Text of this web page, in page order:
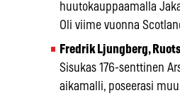
huutokauppaamalla
Oli viime vuonna
Fredrik Ljungberg,
Sisukas 176-senttinen
aikamalli, poseerasi